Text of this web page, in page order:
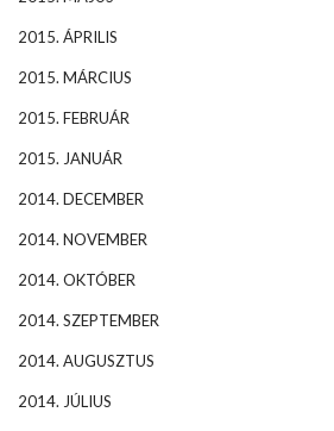
2015. ÁPRILIS
2015. MÁRCIUS
2015. FEBRUÁR
2015. JANUÁR
2014. DECEMBER
2014. NOVEMBER
2014. OKTÓBER
2014. SZEPTEMBER
2014. AUGUSZTUS
2014. JÚLIUS